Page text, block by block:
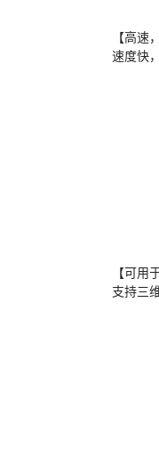
【高速
速度快
【可用
支持三